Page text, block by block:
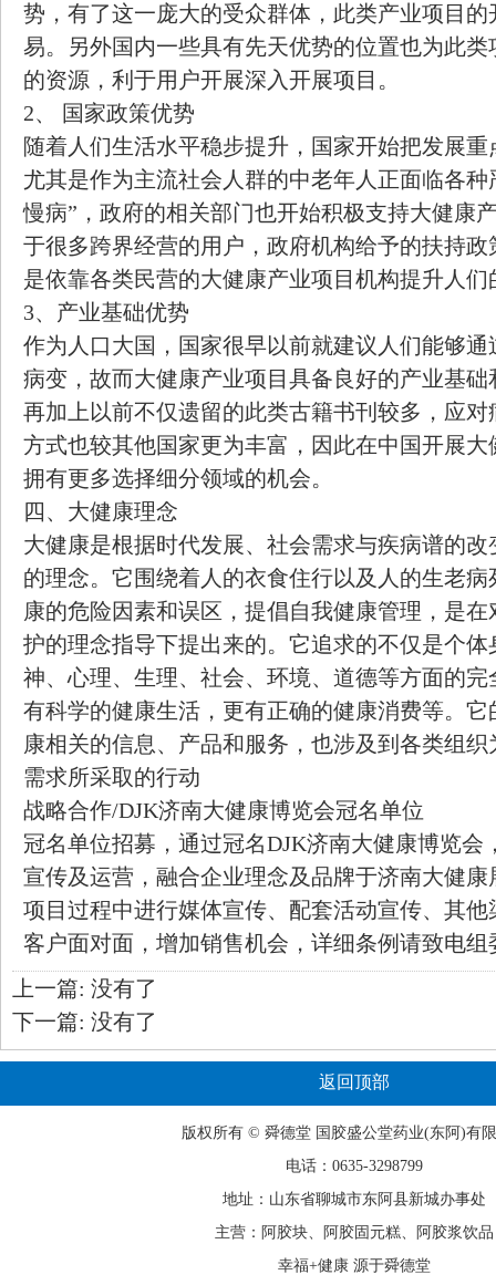
势，有了这一庞大的受众群体，此类产业项目
易。另外国内一些具有先天优势的位置也为此
的资源，利于用户开展深入开展项目。
2、 国家政策优势
随着人们生活水平稳步提升，国家开始把发展
尤其是作为主流社会人群的中老年人正面临各种
慢病”，政府的相关部门也开始积极支持大健康
于很多跨界经营的用户，政府机构给予的扶持
是依靠各类民营的大健康产业项目机构提升人们
3、产业基础优势
作为人口大国，国家很早以前就建议人们能够
病变，故而大健康产业项目具备良好的产业基
再加上以前不仅遗留的此类古籍书刊较多，应
方式也较其他国家更为丰富，因此在中国开展
拥有更多选择细分领域的机会。
四、大健康理念
大健康是根据时代发展、社会需求与疾病谱的
的理念。它围绕着人的衣食住行以及人的生老
康的危险因素和误区，提倡自我健康管理，是
护的理念指导下提出来的。它追求的不仅是个
神、心理、生理、社会、环境、道德等方面的
有科学的健康生活，更有正确的健康消费等。
康相关的信息、产品和服务，也涉及到各类组
需求所采取的行动
战略合作/DJK济南大健康博览会冠名单位
冠名单位招募，通过冠名DJK济南大健康博览会
宣传及运营，融合企业理念及品牌于济南大健
项目过程中进行媒体宣传、配套活动宣传、其
客户面对面，增加销售机会，详细条例请致电组
上一篇: 没有了
下一篇: 没有了
返回顶部
版权所有 © 舜德堂国胶盛公堂药业(东阿)有
电话：0635-3298799
地址：山东省聊城市东阿县新城办事处
主营：阿胶块、阿胶固元糕、阿胶浆饮品
幸福+健康 源于舜德堂